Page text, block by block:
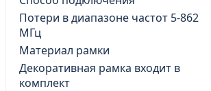
Потери в диапазоне частот 5-862
МГц
Материал рамки
Декоративная рамка входит в
комплект